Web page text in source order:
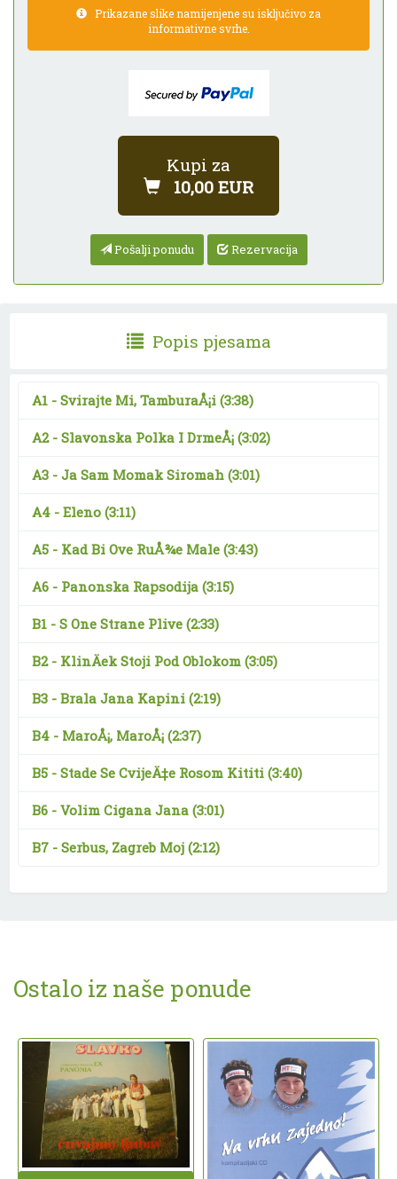
Prikazane slike namijenjene su isključivo za
informativne svrhe.
Kupi za
10,00 EUR
Pošalji ponudu Rezervacija
Popis pjesama
A1 - Svirajte Mi, TamburaÅ¡i (3:38)
A2 - Slavonska Polka I DrmeÅ¡ (3:02)
A3 - Ja Sam Momak Siromah (3:01)
A4 - Eleno (3:11)
A5 - Kad Bi Ove RuÅ¾e Male (3:43)
A6 - Panonska Rapsodija (3:15)
B1 - S One Strane Plive (2:33)
B2 - KlinÄek Stoji Pod Oblokom (3:05)
B3 - Brala Jana Kapini (2:19)
B4 - MaroÅ¡, MaroÅ¡ (2:37)
B5 - Stade Se CvijeÄ‡e Rosom Kititi (3:40)
B6 - Volim Cigana Jana (3:01)
B7 - Serbus, Zagreb Moj (2:12)
Ostalo iz naše ponude